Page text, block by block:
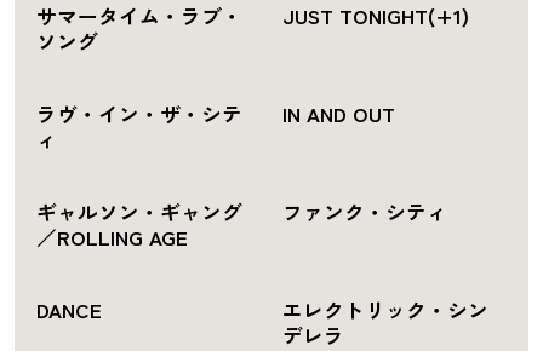
サマータイム・ラブ・
ソング
JUST TONIGHT(+1)
ラヴ・イン・ザ・シテ
ィ
IN AND OUT
ギャルソン・ギャング
／ROLLING AGE
ファンク・シティ
DANCE
エレクトリック・シン
デレラ